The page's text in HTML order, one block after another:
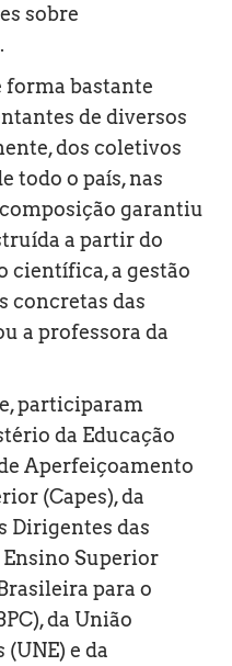
sobre
forma bastante
de diversos
dos coletivos
todo o país, nas
garantiu
a partir do
científica, a gestão
concretas das
a professora da
participaram
da Educação
Aperfeiçoamento
(Capes), da
Dirigentes das
Superior
para o
da União
e da